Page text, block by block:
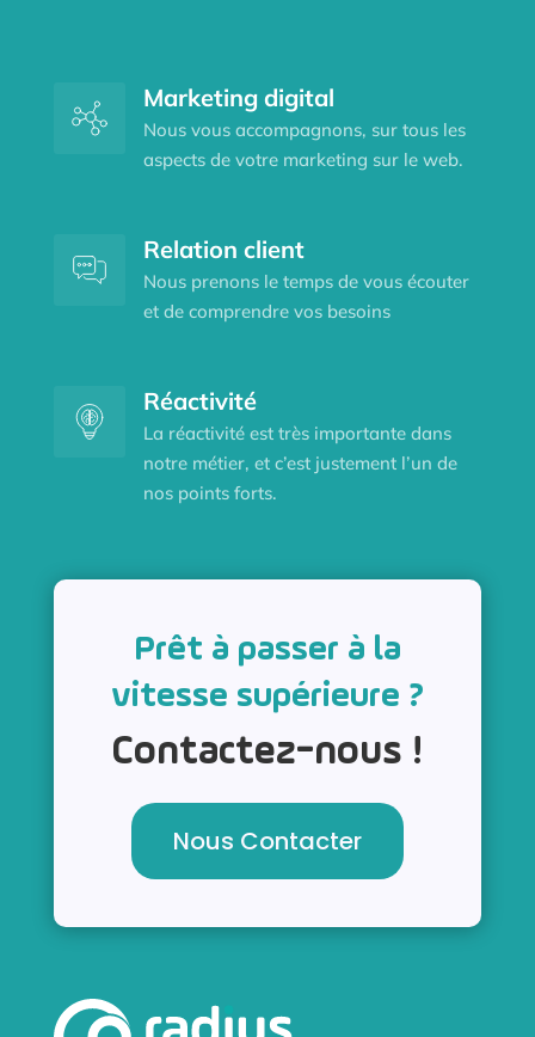
Marketing digital
Nous vous accompagnons, sur tous les
aspects de votre marketing sur le web.
Relation client
Nous prenons le temps de vous écouter
et de comprendre vos besoins
Réactivité
La réactivité est très importante dans
notre métier, et c’est justement l’un de
nos points forts.
Prêt à passer à la
vitesse supérieure ?
Contactez-nous !
Nous Contacter